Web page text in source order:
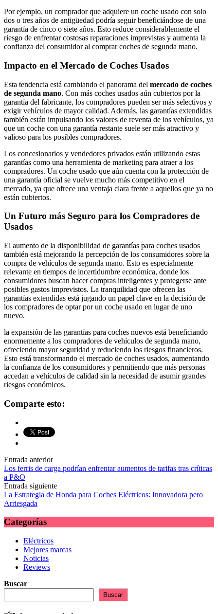
Por ejemplo, un comprador que adquiere un coche usado con solo
dos o tres años de antigüedad podría seguir beneficiándose de una
garantía de cinco o siete años. Esto reduce considerablemente el
riesgo de enfrentar costosas reparaciones imprevistas y aumenta la
confianza del consumidor al comprar coches de segunda mano.
Impacto en el Mercado de Coches Usados
Esta tendencia está cambiando el panorama del mercado de coches
de segunda mano. Con más coches usados aún cubiertos por la
garantía del fabricante, los compradores pueden ser más selectivos y
exigir vehículos de mayor calidad. Además, las garantías extendidas
también están impulsando los valores de reventa de los vehículos, ya
que un coche con una garantía restante suele ser más atractivo y
valioso para los posibles compradores.
Los concesionarios y vendedores privados están utilizando estas
garantías como una herramienta de marketing para atraer a los
compradores. Un coche usado que aún cuenta con la protección de
una garantía oficial se vuelve mucho más competitivo en el
mercado, ya que ofrece una ventaja clara frente a aquellos que ya no
están cubiertos.
Un Futuro más Seguro para los Compradores de
Usados
El aumento de la disponibilidad de garantías para coches usados
también está mejorando la percepción de los consumidores sobre la
compra de vehículos de segunda mano. Esto es especialmente
relevante en tiempos de incertidumbre económica, donde los
consumidores buscan hacer compras inteligentes y protegerse ante
posibles gastos imprevistos. La tranquilidad que ofrecen las
garantías extendidas está jugando un papel clave en la decisión de
los compradores de optar por un coche usado en lugar de uno
nuevo.
la expansión de las garantías para coches nuevos está beneficiando
enormemente a los compradores de vehículos de segunda mano,
ofreciendo mayor seguridad y reduciendo los riesgos financieros.
Esto está transformando el mercado de coches usados, aumentando
la confianza de los consumidores y permitiendo que más personas
accedan a vehículos de calidad sin la necesidad de asumir grandes
riesgos económicos.
Comparte esto:
Navegación
de
las
entradas
Entrada anterior
Los ferris de carga podrían enfrentar aumentos de tarifas tras críticas
a P&O
Entrada siguiente
La Estrategia de Honda para Coches Eléctricos: Innovadora pero
Arriesgada
Categorías
Eléctricos
Mejores marcas
Noticias
Reviews
Buscar
Buscar